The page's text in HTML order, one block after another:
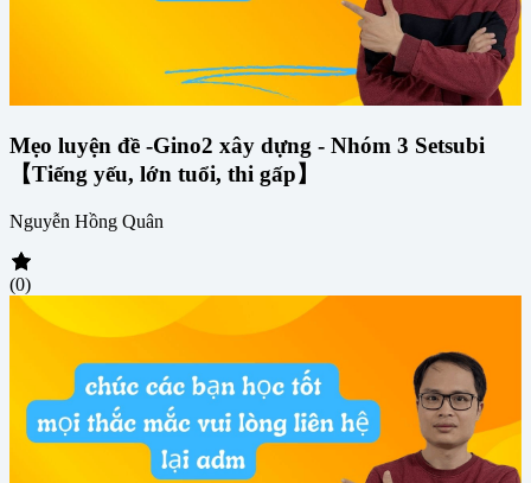
Mẹo luyện đề -Gino2 xây dựng - Nhóm 3 Setsubi
【Tiếng yếu, lớn tuổi, thi gấp】
Nguyễn Hồng Quân
(0)